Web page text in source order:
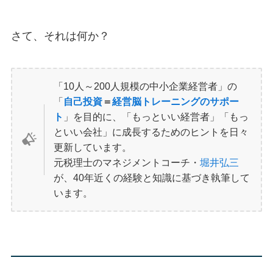
さて、それは何か？
「10人～200人規模の中小企業経営者」の
「自己投資＝経営脳トレーニングのサポー
ト 」を目的に、「もっといい経営者」「もっ
といい会社」に成長するためのヒントを日々
更新しています。
元税理士のマネジメントコーチ・堀井弘三
が、40年近くの経験と知識に基づき執筆して
います。